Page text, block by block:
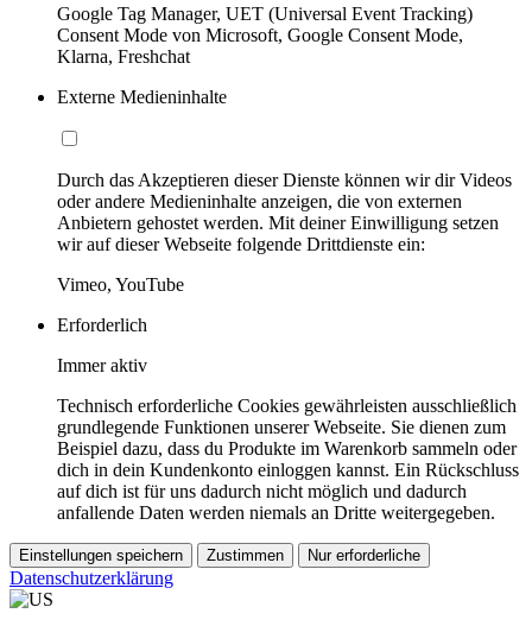
Google Tag Manager, UET (Universal Event Tracking)
Consent Mode von Microsoft, Google Consent Mode,
Klarna, Freshchat
Externe Medieninhalte
Durch das Akzeptieren dieser Dienste können wir dir Videos
oder andere Medieninhalte anzeigen, die von externen
Anbietern gehostet werden. Mit deiner Einwilligung setzen
wir auf dieser Webseite folgende Drittdienste ein:
Vimeo, YouTube
Erforderlich
Immer aktiv
Technisch erforderliche Cookies gewährleisten ausschließlich
grundlegende Funktionen unserer Webseite. Sie dienen zum
Beispiel dazu, dass du Produkte im Warenkorb sammeln oder
dich in dein Kundenkonto einloggen kannst. Ein Rückschluss
auf dich ist für uns dadurch nicht möglich und dadurch
anfallende Daten werden niemals an Dritte weitergegeben.
Einstellungen speichern Zustimmen Nur erforderliche
Datenschutzerklärung